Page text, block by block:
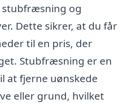
stubfræsning og
Dette sikrer, at du får
til en pris, der
Stubfræsning er en
at fjerne uønskede
eller grund, hvilket